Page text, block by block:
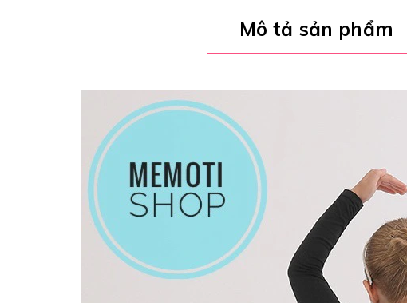
Mô tả sản phẩm